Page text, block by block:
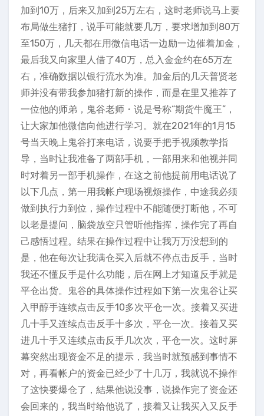
加到10万，后来又加到25万左右，这时老师说马上要
布局做生猪打，说手可能就要几万，要求增加到80万
至150万，几天都在用微信电话一边励一边催着加金，
最后我又向家里人借了40万，总入金金约在65万左
右，准确数据以银行流水为准。加金后的几天普贤老
师并没有带我参加猪打新的操作，而是在里又推荐了
一位他的师弟，鬼谷老师・说是号称“期货牛魔王”，
让大家加他微信向他进行学习。就在2021年的1月15
号当天晚上鬼谷打来电话，说要手把手视频教学指
导，当时让我准备了两部手机，一部用来和他视并同
时对着另一部手机操作，在这之前他提前用电话说了
以下几点，第一用我帐户现场视烦操作，中途我必须
做到执行力到位，操作过程中不能随便打断他，不可
以老是提问，脑袋放空只管听他指挥，操作完了再自
己感悟过程。结果在操作过程中让我万万没想到的
是，他在每次让我满仓买入后就不停点击反手，当时
我还不懂反手是什么功能，后在网上才知道反手就是
平仓出货。鬼谷的具体操作过程如下第一次鬼谷让买
入甲醇手连续点击反手10多次平仓一次。接着又买进
几十手又连续点击反手十多次，平仓一次。接着又买
进几十手又连续点击反手几次次，平仓一次。这时屏
幕突然出现资金不足的提示，我当时就预感到事情不
对，再看帐户的资金已经少了十几万，我就说不操作
了这快要爆仓了，結果他说没事，说操作完了资金还
会回来的，我当时给他说了，接着又让我买入又反手